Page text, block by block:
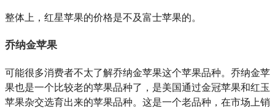
整体上，红星苹果的价格是不及富士苹果的。
乔纳金苹果
可能很多消费者不太了解乔纳金苹果这个苹果品种。乔纳金苹
果也是一个比较老的苹果品种了，是美国通过金冠苹果和红玉
苹果杂交选育出来的苹果品种。这是一个老品种，在市场上销